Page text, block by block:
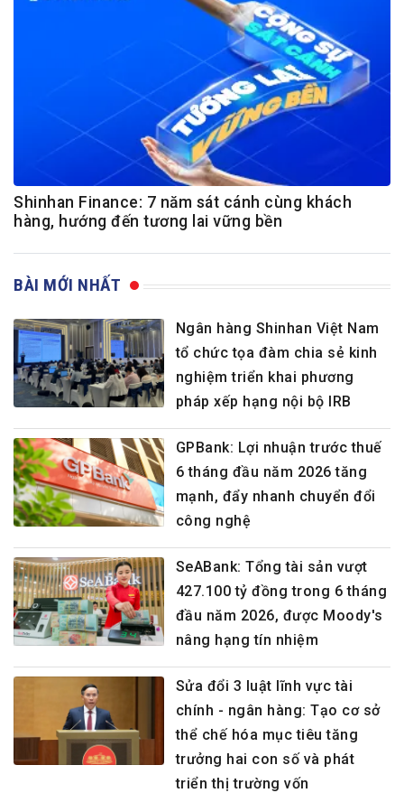
Shinhan Finance: 7 năm sát cánh cùng khách
hàng, hướng đến tương lai vững bền
BÀI MỚI NHẤT
Ngân hàng Shinhan Việt Nam
tổ chức tọa đàm chia sẻ kinh
nghiệm triển khai phương
pháp xếp hạng nội bộ IRB
GPBank: Lợi nhuận trước thuế
6 tháng đầu năm 2026 tăng
mạnh, đẩy nhanh chuyển đổi
công nghệ
SeABank: Tổng tài sản vượt
427.100 tỷ đồng trong 6 tháng
đầu năm 2026, được Moody's
nâng hạng tín nhiệm
Sửa đổi 3 luật lĩnh vực tài
chính - ngân hàng: Tạo cơ sở
thể chế hóa mục tiêu tăng
trưởng hai con số và phát
triển thị trường vốn